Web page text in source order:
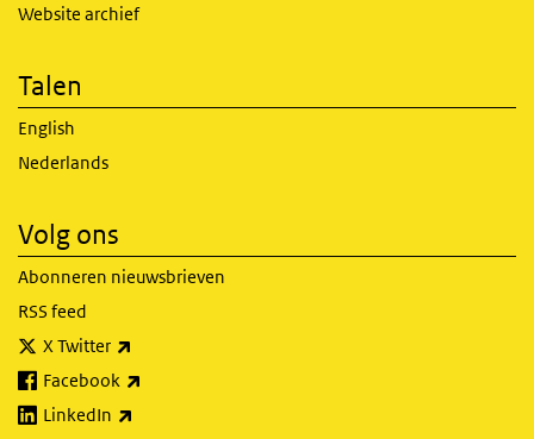
Website archief
Talen
English
Nederlands
Volg ons
Abonneren nieuwsbrieven
RSS feed
X Twitter
Facebook
LinkedIn